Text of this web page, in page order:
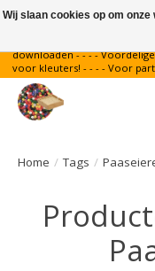
Gratis verzending binnen
downloaden - - - -
voor kleuters! - - - - Voor
Home / Tags /
Wij slaan cookies op om